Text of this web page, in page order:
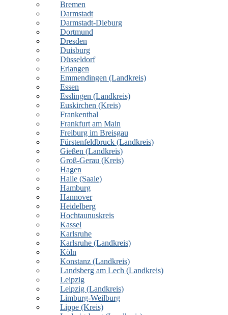
Bremen
Darmstadt
Darmstadt-Dieburg
Dortmund
Dresden
Duisburg
Düsseldorf
Erlangen
Emmendingen (Landkreis)
Essen
Esslingen (Landkreis)
Euskirchen (Kreis)
Frankenthal
Frankfurt am Main
Freiburg im Breisgau
Fürstenfeldbruck (Landkreis)
Gießen (Landkreis)
Groß-Gerau (Kreis)
Hagen
Halle (Saale)
Hamburg
Hannover
Heidelberg
Hochtaunuskreis
Kassel
Karlsruhe
Karlsruhe (Landkreis)
Köln
Konstanz (Landkreis)
Landsberg am Lech (Landkreis)
Leipzig
Leipzig (Landkreis)
Limburg-Weilburg
Lippe (Kreis)